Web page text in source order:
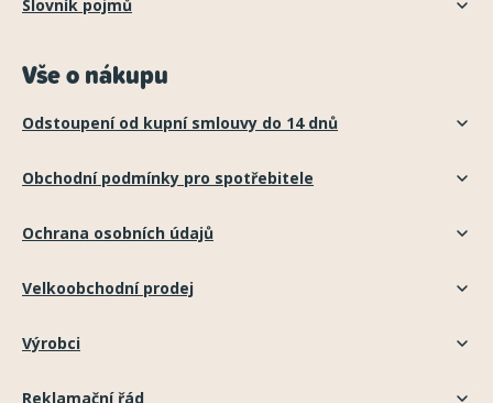
Slovník pojmů
Vše o nákupu
Odstoupení od kupní smlouvy do 14 dnů
Obchodní podmínky pro spotřebitele
Ochrana osobních údajů
Velkoobchodní prodej
Výrobci
Reklamační řád